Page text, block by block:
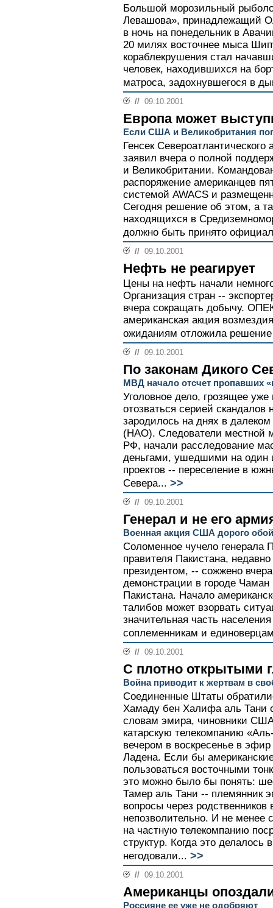
Большой морозильный
Левашова», принадлежащий
в ночь на понедельник в
20 милях восточнее мыса
кораблекрушения стал
человек, находившихся на
матроса, задохнувшегося в
// 09.10.2001
Европа может
Если США и Великобритания
Генсек
заявил вчера о полной
и Великобритании.
распоряжение американцев
системой AWACS и
Сегодня решение об этом, а
находящихся в
должно быть принято
// 09.10.2001
Нефть не реагирует
Цены на нефть начали
Организация стран --
вчера сокращать добычу.
американская акция
ожиданиям отложила
// 09.10.2001
По законам Дикого
МВД начало отсчет пропавших
Уголовное дело, грозящее уже
отозваться серией
зародилось на днях в
(НАО). Следователи местной
РФ, начали расследование
деньгами, ушедшими на один
проектов -- переселение в
Севера... >>
// 09.10.2001
Генерал и не его
Военная акция США дорого
Соломенное чучело генерала
правителя Пакистана,
президентом, -- сожжено
демонстрации в городе
Пакистана. Начало
талибов может взорвать
значительная часть
соплеменникам и
// 09.10.2001
С плотно открытыми
Война приводит к жертвам в
Соединенные Штаты
Хамаду бен Халифа аль Тани
словам эмира, чиновники
катарскую телекомпанию
вечером в воскресенье в
Ладена. Если бы
пользоваться восточными
это можно было бы понять:
Тамер аль Тани -- племянник
вопросы через
непозволительно. И не менее
на частную телекомпанию
структур. Когда это делалось
негодовали... >>
// 09.10.2001
Американцы
Россияне ее уже не одобряют